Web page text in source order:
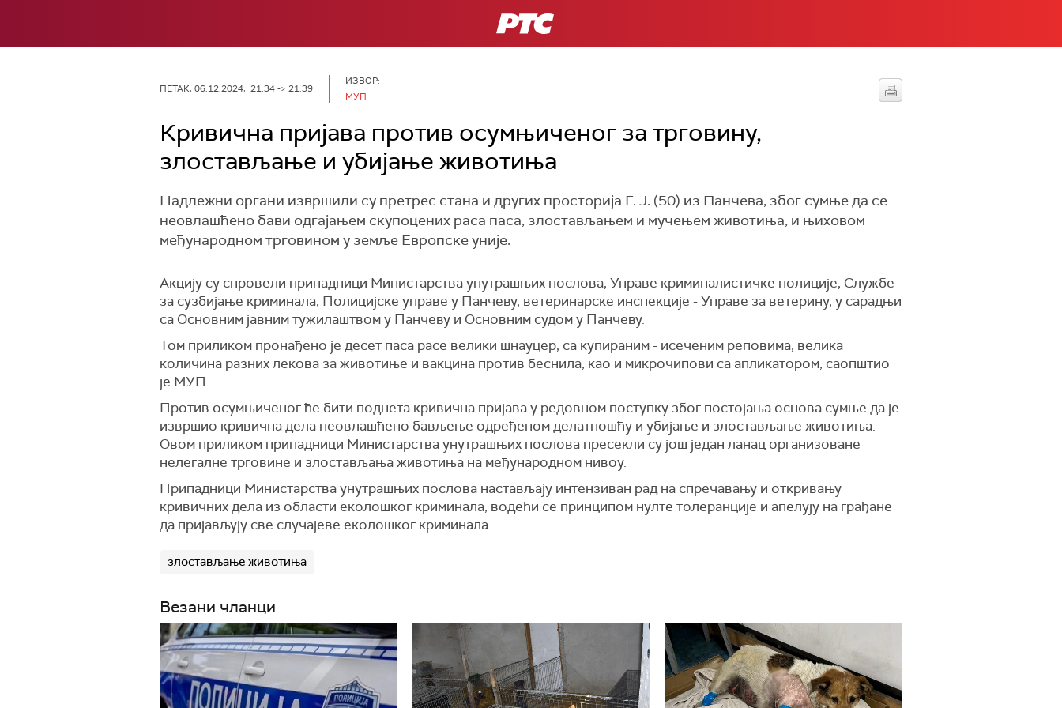
РТС
ПЕТАК, 06.12.2024, 21:34 -> 21:39
ИЗВОР:
МУП
Кривична пријава против осумњиченог за трговину,
злостављање и убијање животиња
Надлежни органи извршили су претрес стана и других просторија Г. Ј. (50) из Панчева, због сумње да се
неовлашћено бави одгајањем скупоцених раса паса, злостављањем и мучењем животиња, и њиховом
међународном трговином у земље Европске уније.
Акцију су спровели припадници Министарства унутрашњих послова, Управе криминалистичке полиције, Службе
за сузбијање криминала, Полицијске управе у Панчеву, ветеринарске инспекције - Управе за ветерину, у сарадњи
са Основним јавним тужилаштвом у Панчеву и Основним судом у Панчеву.
Том приликом пронађено је десет паса расе велики шнауцер, са купираним - исеченим реповима, велика
количина разних лекова за животиње и вакцина против беснила, као и микрочипови са апликатором, саопштио
је МУП.
Против осумњиченог ће бити поднета кривична пријава у редовном поступку због постојања основа сумње да је
извршио кривична дела неовлашћено бављење одређеном делатношћу и убијање и злостављање животиња.
Овом приликом припадници Министарства унутрашњих послова пресекли су још један ланац организоване
нелегалне трговине и злостављања животиња на међународном нивоу.
Припадници Министарства унутрашњих послова настављају интензиван рад на спречавању и откривању
кривичних дела из области еколошког криминала, водећи се принципом нулте толеранције и апелују на грађане
да пријављују све случајеве еколошког криминала.
злостављање животиња
Везани чланци